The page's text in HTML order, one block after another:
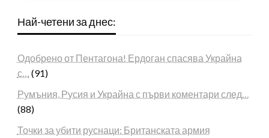
Най-четени за днес:
Одобрено от Пентагона! Ердоган спасява Украйна
с… (91)
Румъния, Русия и Украйна с първи коментари след…
(88)
Точки за убити руснаци: Британската армия